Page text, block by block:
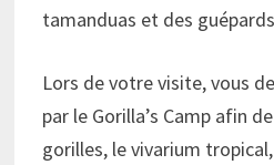
tamanduas et des
Lors de votre visite, vous
par le Gorilla’s Camp afin
gorilles, le vivarium